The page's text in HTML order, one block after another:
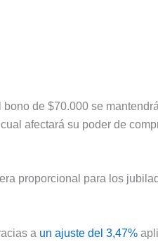
de $70.000 se
afectará su poder de
proporcional para los
a un ajuste del 3,47%